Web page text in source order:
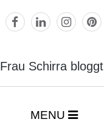
Frau Schirra bloggt
MENU